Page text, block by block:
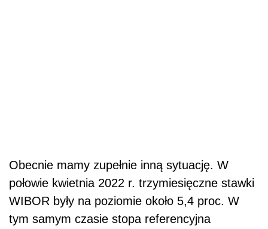
Obecnie mamy zupełnie inną sytuację. W
połowie kwietnia 2022 r. trzymiesięczne stawki
WIBOR były na poziomie około 5,4 proc. W
tym samym czasie stopa referencyjna